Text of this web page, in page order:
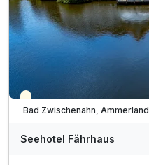
Saisonal verfügbar
Bad Zwischenahn, Ammerland
Seehotel Fährhaus